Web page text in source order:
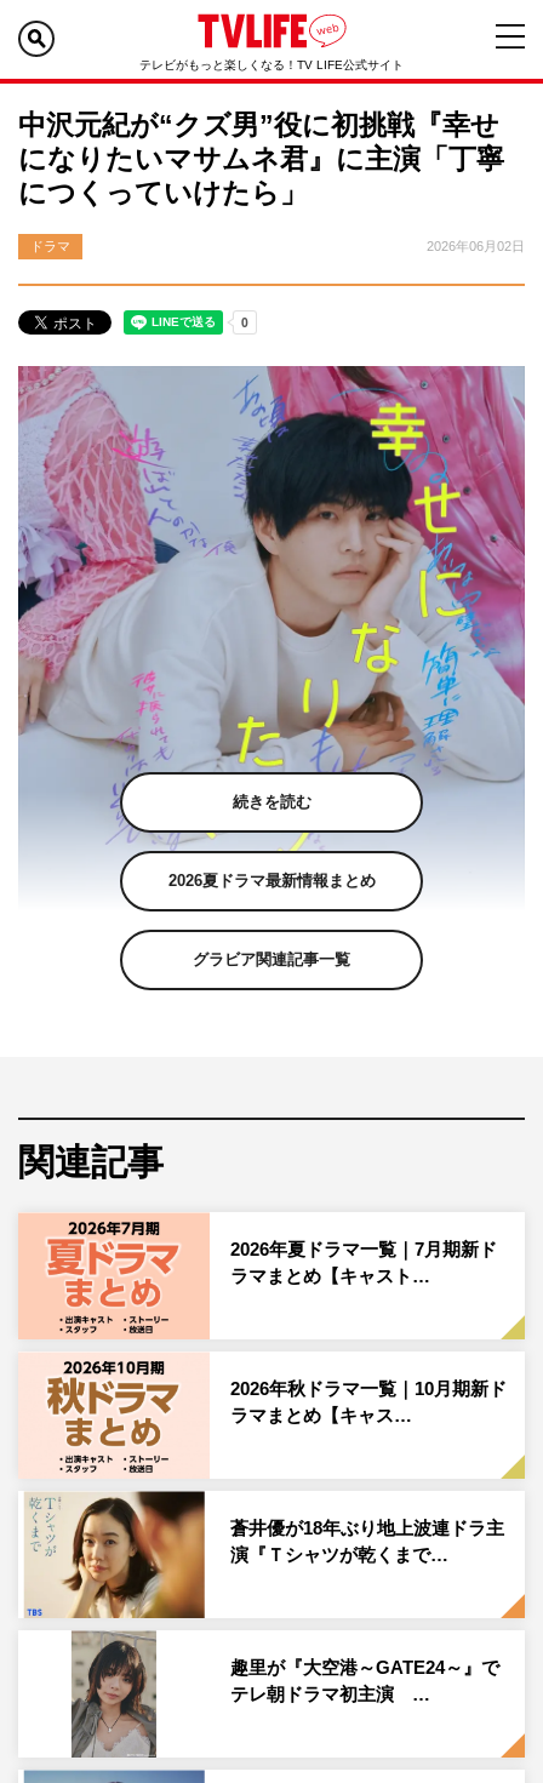
テレビがもっと楽しくなる！TV LIFE公式サイト
中沢元紀が“クズ男”役に初挑戦『幸せ
になりたいマサムネ君』に主演「丁寧
につくっていけたら」
ドラマ 2026年06月02日
中沢元紀が主演を務めるドラマイズム『幸せになりたいマ
サムネ君』（MBS 毎週（火）深夜0時59分／TBS 毎週
（火）深夜1時26分ほか）が、7月7日（火）よりスタート
することが決定した。
本作は、ヨネマイによる発行部数シリーズ累計20万部（電
子版含む）の人気作を実写化
売れない作家・マサムネ（中沢元紀）は、交際10年になる
恋人・モモカとの関係がふられる直前の“終わり”にあると
思い込み、逃避するように相席バーで出会った女性と一夜
を共にしてしまう。
マサムネの優柔不断さが招く「三角関係」を軸に、それぞ
れの恋心を巻き込みながら加速していき…。
10年という歳月の重みと、一瞬の過ち。それぞれの想いが
続きを読む
2026夏ドラマ最新情報まとめ
グラビア関連記事一覧
関連記事
2026年夏ドラマ一覧｜7月期新ド
ラマまとめ【キャスト…
2026年秋ドラマ一覧｜10月期新ド
ラマまとめ【キャス…
蒼井優が18年ぶり地上波連ドラ主
演『Ｔシャツが乾くまで…
趣里が『大空港～GATE24～』で
テレ朝ドラマ初主演 …